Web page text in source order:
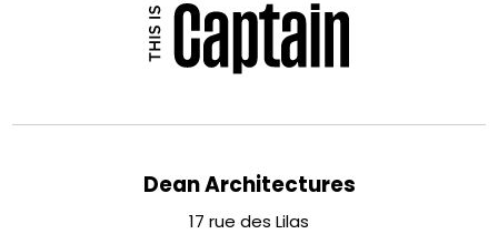
Dean Architectures
17 rue des Lilas